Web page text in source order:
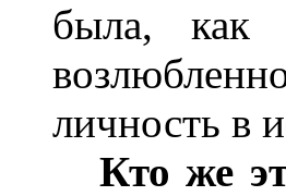
была,
личность в
Кто же